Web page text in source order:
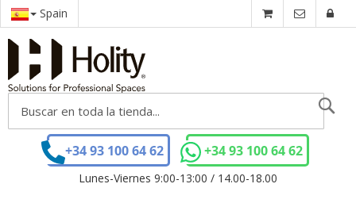
Spain
+34 93 100 64 62 +34 93 100 64 62
Lunes-Viernes 9:00-13:00 / 14.00-18.00